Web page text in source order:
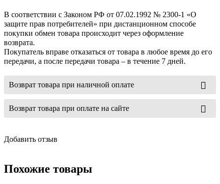
В соответствии с Законом РФ от 07.02.1992 № 2300-1 «О
защите прав потребителей» при дистанционном способе
покупки обмен товара происходит через оформление
возврата.
Покупатель вправе отказаться от товара в любое время до его
передачи, а после передачи товара – в течение 7 дней.
Возврат товара при наличной оплате
Возврат товара при оплате на сайте
Добавить отзыв
Похожие товары